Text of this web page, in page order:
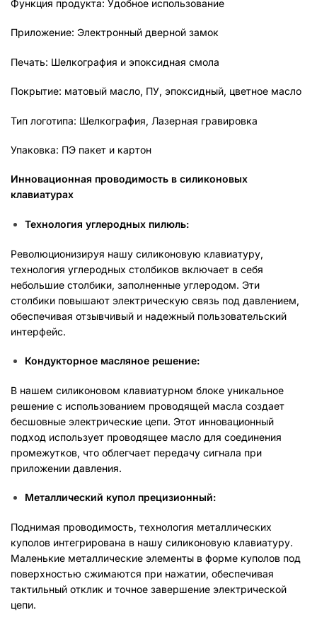
Функция продукта: Удобное использование
Приложение: Электронный дверной замок
Печать: Шелкография и эпоксидная смола
Покрытие: матовый масло, ПУ, эпоксидный, цветное масло
Тип логотипа: Шелкография, Лазерная гравировка
Упаковка: ПЭ пакет и картон
Инновационная проводимость в силиконовых
клавиатурах
Технология углеродных пилюль:
Революционизируя нашу силиконовую клавиатуру,
технология углеродных столбиков включает в себя
небольшие столбики, заполненные углеродом. Эти
столбики повышают электрическую связь под давлением,
обеспечивая отзывчивый и надежный пользовательский
интерфейс.
Кондукторное масляное решение:
В нашем силиконовом клавиатурном блоке уникальное
решение с использованием проводящей масла создает
бесшовные электрические цепи. Этот инновационный
подход использует проводящее масло для соединения
промежутков, что облегчает передачу сигнала при
приложении давления.
Металлический купол прецизионный:
Поднимая проводимость, технология металлических
куполов интегрирована в нашу силиконовую клавиатуру.
Маленькие металлические элементы в форме куполов под
поверхностью сжимаются при нажатии, обеспечивая
тактильный отклик и точное завершение электрической
цепи.